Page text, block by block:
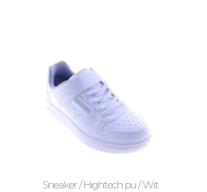
Sneaker / Hightech pu / Wit